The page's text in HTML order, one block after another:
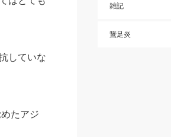
していな
たアジ
雑記
鵞足炎